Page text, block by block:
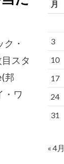
・
スタ
邦
・ワ
月
3
10
17
24
31
« 4月